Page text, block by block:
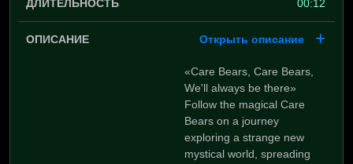
00:12
Открыть описание
«Care Bears, Care Bears,
We'll always be there»
Follow the magical Care
Bears on a journey
exploring a strange new
mystical world, spreading